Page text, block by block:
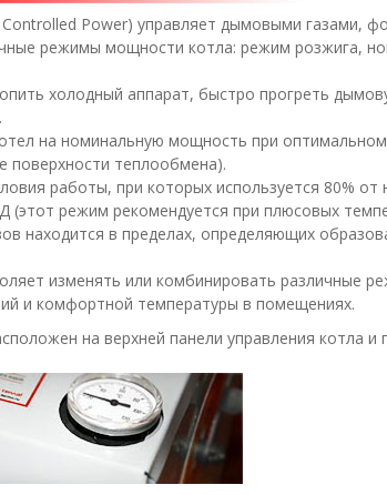
Controlled Power) управляет дымовыми газами,
режимы мощности котла: режим розжига,
холодный аппарат, быстро прогреть
на номинальную мощность при
поверхности теплообмена).
работы, при которых используется 80%
режим рекомендуется при плюсовых
находится в пределах, определяющих
изменять или комбинировать различные
и комфортной температуры в помещениях.
на верхней панели управления котла и